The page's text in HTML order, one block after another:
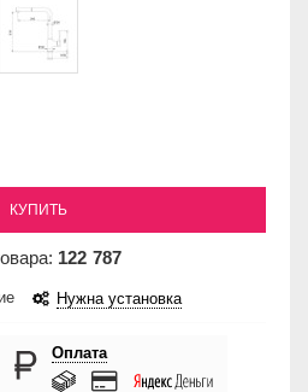
КУПИТЬ
122 787
Нужна установка
Оплата